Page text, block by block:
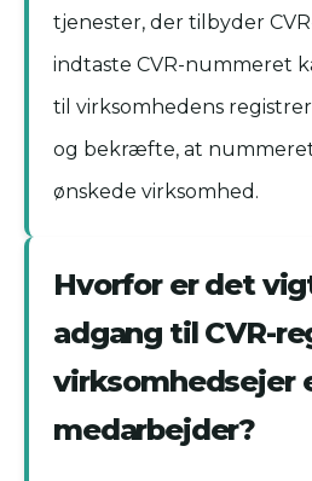
tjenester, der tilbyder
indtaste CVR-nummeret
til virksomhedens
og bekræfte, at
ønskede virksomhed.
Hvorfor er det
adgang til CVR-
virksomhedsejer
medarbejder?